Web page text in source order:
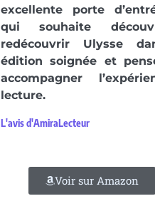
excellente porte
qui souhaite
redécouvrir Ulysse
édition soignée et
accompagner
lecture.
L'avis d'AmiraLecteur
Voir sur Amazon